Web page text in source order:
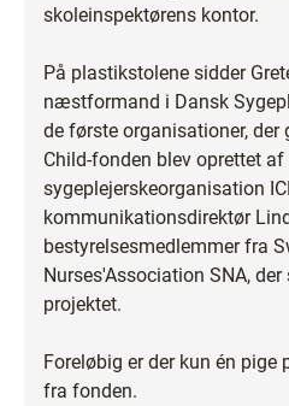
skoleinspektørens kontor.
På plastikstolene sidder
næstformand i Dansk
de første organisationer, der
Child-fonden blev oprettet
sygeplejerskeorganisation
kommunikationsdirektør
bestyrelsesmedlemmer fra
Nurses'Association SNA,
projektet.
Foreløbig er der kun én
fra fonden.